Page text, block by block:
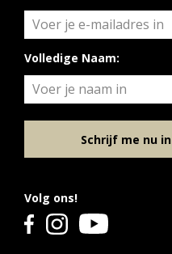
Verhuren
Taxeren
Verzekeren
Nieuwbouw
Projectontwikkelaars
Particulieren
Hypotheken
Hypotheekadvies
Volg ons!
Volledige Naam:
Schrijf me nu in